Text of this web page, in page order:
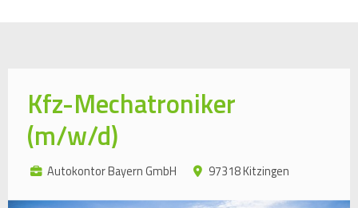
Kfz-Mechatroniker
(m/w/d)
Autokontor Bayern GmbH 97318 Kitzingen